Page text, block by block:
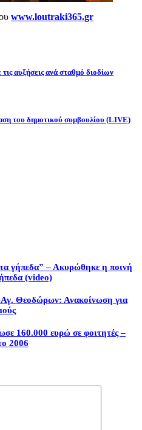
www.loutraki365.gr
αυξήσεις ανά σταθμό διοδίων
του δημοτικού συμβουλίου (LIVE)
γήπεδα” – Ακυρώθηκε η ποινή
(video)
Θεοδώρων: Ανακοίνωση για
160.000 ευρώ σε φοιτητές –
2006